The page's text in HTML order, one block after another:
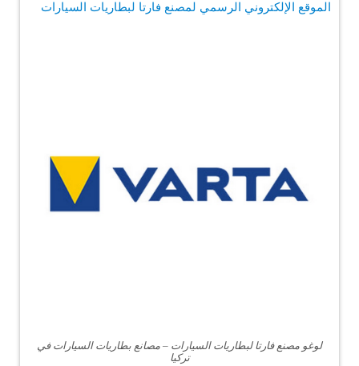
الموقع الإلكتروني الرسمي لمصنع فارتا لبطاريات السيارات
لوغو مصنع فارتا لبطاريات السيارات – مصانع بطاريات السيارات في
تركيا